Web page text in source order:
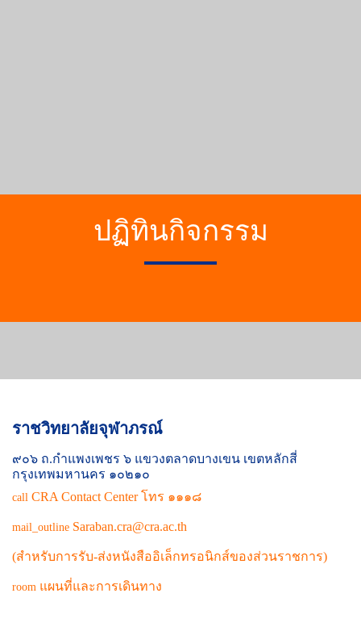
ปฏิทินกิจกรรม
ราชวิทยาลัยจุฬาภรณ์
๙๐๖ ถ.กำแพงเพชร ๖ แขวงตลาดบางเขน เขตหลักสี่
กรุงเทพมหานคร ๑๐๒๑๐
call CRA Contact Center โทร ๑๑๑๘
mail_outline Saraban.cra@cra.ac.th
(สำหรับการรับ-ส่งหนังสืออิเล็กทรอนิกส์ของส่วนราชการ)
room แผนที่และการเดินทาง